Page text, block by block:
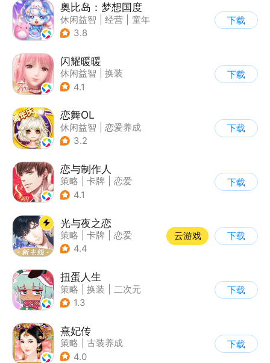
奥比岛：梦想国度
休闲益智 经营
童年
| 萌系
3.8
下载
闪耀暖暖
休闲益智
换装
| 美少女
4.1
下载
恋舞OL
休闲益智
恋爱养成
| 仙侠
3.2
下载
恋与制作人
策略 卡牌
恋爱
| 乙女
4.1
下载
光与夜之恋
策略 卡牌
恋爱
| 乙女
4.4
云游戏 下载
扭蛋人生
策略 换装
二次元
| 休闲益智
1.3
下载
熹妃传
策略
古装养成
| 架空历史
4.0
下载